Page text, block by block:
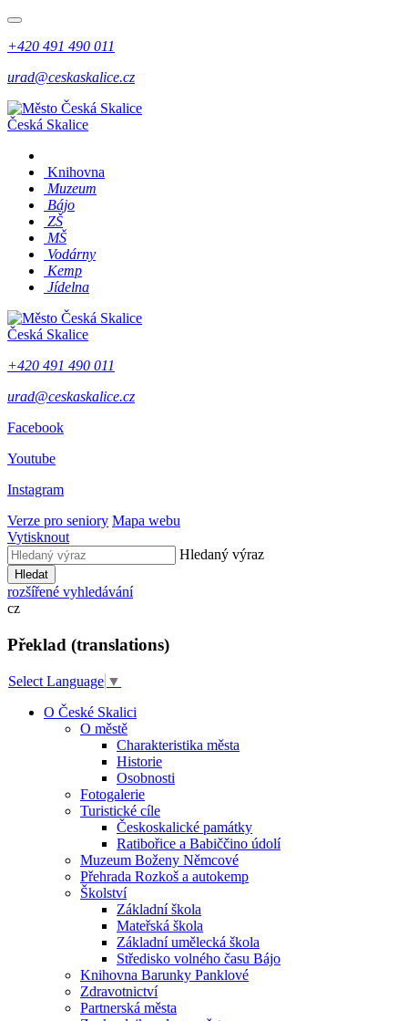
+420 491 490 011
urad@ceskaskalice.cz
Česká Skalice
Knihovna
Muzeum
Bájo
ZŠ
MŠ
Vodárny
Kemp
Jídelna
Česká Skalice
+420 491 490 011
urad@ceskaskalice.cz
Facebook
Youtube
Instagram
Verze pro seniory Mapa webu
Vytisknout
Hledaný výraz
Hledat
rozšířené vyhledávání
cz
Překlad (translations)
Select Language ▼
O České Skalici
O městě
Charakteristika města
Historie
Osobnosti
Fotogalerie
Turistické cíle
Českoskalické památky
Ratibořice a Babiččino údolí
Muzeum Boženy Němcové
Přehrada Rozkoš a autokemp
Školství
Základní škola
Mateřská škola
Základní umělecká škola
Středisko volného času Bájo
Knihovna Barunky Panklové
Zdravotnictví
Partnerská města